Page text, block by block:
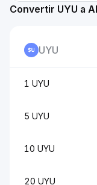
Convertir UYU a
UYU
1 UYU
5 UYU
10 UYU
20 UYU